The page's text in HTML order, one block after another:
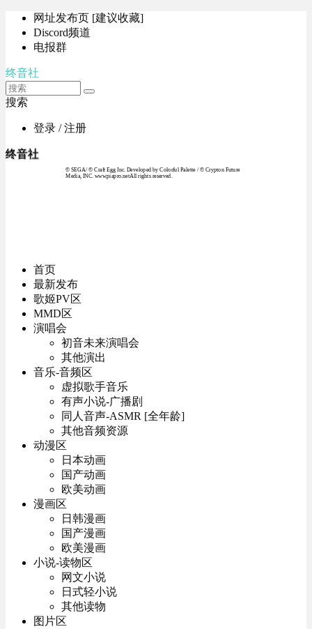
网址发布页 [建议收藏]
Discord频道
电报群
终音社
搜索
登录 / 注册
终音社
© SEGA / © Craft Egg Inc. Developed by Colorful Palette / © Crypton Future
Media, INC. www.piapro.netAll rights reserved.
首页
最新发布
歌姬PV区
MMD区
演唱会
初音未来演唱会
其他演出
音乐-音频区
虚拟歌手音乐
有声小说-广播剧
同人音声-ASMR [全年龄]
其他音频资源
动漫区
日本动画
国产动画
欧美动画
漫画区
日韩漫画
国产漫画
欧美漫画
小说-读物区
网文小说
日式轻小说
其他读物
图片区